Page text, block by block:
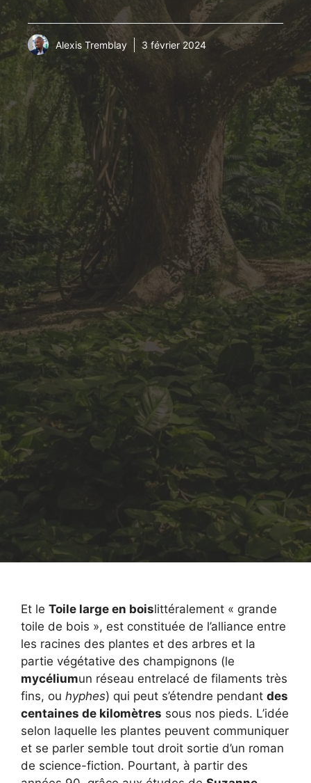
Alexis Tremblay 3 février 2024
Et le Toile large en boislittéralement « grande
toile de bois », est constituée de l’alliance entre
les racines des plantes et des arbres et la
partie végétative des champignons (le
mycéliumun réseau entrelacé de filaments très
fins, ou hyphes) qui peut s’étendre pendant des
centaines de kilomètres sous nos pieds. L’idée
selon laquelle les plantes peuvent communiquer
et se parler semble tout droit sortie d’un roman
de science-fiction. Pourtant, à partir des